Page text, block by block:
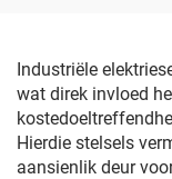
Industriële
wat direk invloed
Hierdie stelsels
aansienlik deur